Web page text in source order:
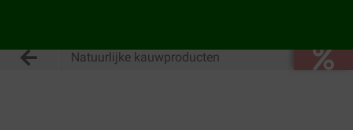
Natuurlijke kauwproducten